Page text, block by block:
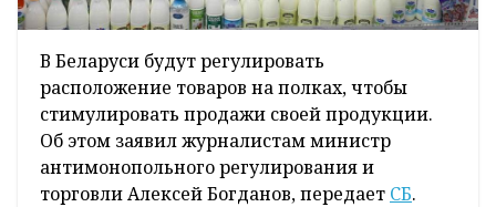
В Беларуси будут регулировать
расположение товаров на полках, чтобы
стимулировать продажи своей продукции.
Об этом заявил журналистам министр
антимонопольного регулирования и
торговли Алексей Богданов, передает СБ.